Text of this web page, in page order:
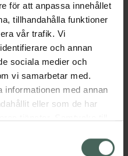
för att anpassa innehållet
tillhandahålla funktioner
vår trafik. Vi
och annan
sociala medier och
vi samarbetar med.
informationen med annan
eller som de har
NaglarNaglar
Visa
inom